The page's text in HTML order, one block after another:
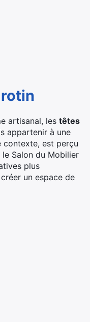
artisanal, les têtes
appartenir à une
contexte, est perçu
Salon du Mobilier
plus
un espace de